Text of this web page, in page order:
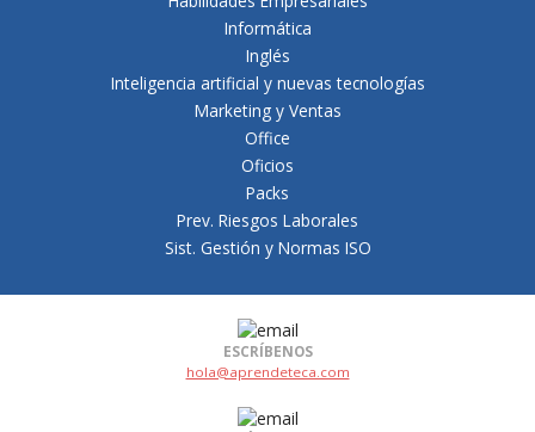
Informática
Inglés
Inteligencia artificial y nuevas tecnologías
Marketing y Ventas
Office
Oficios
Packs
Prev. Riesgos Laborales
Sist. Gestión y Normas ISO
ESCRÍBENOS
hola@aprendeteca.com